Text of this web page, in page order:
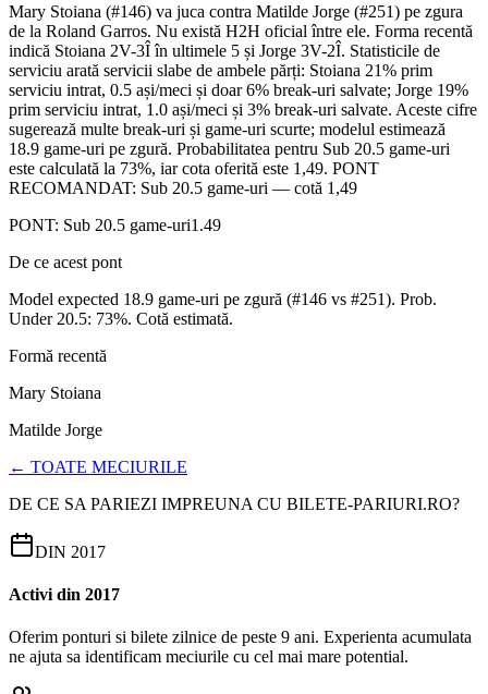
Mary Stoiana (#146) va juca contra Matilde Jorge (#251) pe zgura
de la Roland Garros. Nu există H2H oficial între ele. Forma recentă
indică Stoiana 2V-3Î în ultimele 5 și Jorge 3V-2Î. Statisticile de
serviciu arată servicii slabe de ambele părți: Stoiana 21% prim
serviciu intrat, 0.5 ași/meci și doar 6% break-uri salvate; Jorge 19%
prim serviciu intrat, 1.0 ași/meci și 3% break-uri salvate. Aceste cifre
sugerează multe break-uri și game-uri scurte; modelul estimează
18.9 game-uri pe zgură. Probabilitatea pentru Sub 20.5 game-uri
este calculată la 73%, iar cota oferită este 1,49. PONT
RECOMANDAT: Sub 20.5 game-uri — cotă 1,49
PONT: Sub 20.5 game-uri1.49
De ce acest pont
Model expected 18.9 game-uri pe zgură (#146 vs #251). Prob.
Under 20.5: 73%. Cotă estimată.
Formă recentă
Mary Stoiana
Matilde Jorge
← TOATE MECIURILE
DE CE SA PARIEZI IMPREUNA CU BILETE-PARIURI.RO?
DIN 2017
Activi din 2017
Oferim ponturi si bilete zilnice de peste 9 ani. Experienta acumulata
ne ajuta sa identificam meciurile cu cel mai mare potential.